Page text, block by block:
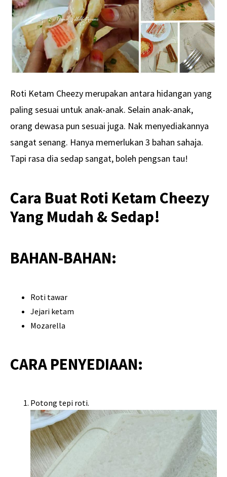
Roti Ketam Cheezy merupakan antara hidangan yang
paling sesuai untuk anak-anak. Selain anak-anak,
orang dewasa pun sesuai juga. Nak menyediakannya
sangat senang. Hanya memerlukan 3 bahan sahaja.
Tapi rasa dia sedap sangat, boleh pengsan tau!
Cara Buat Roti Ketam Cheezy
Yang Mudah & Sedap!
BAHAN-BAHAN:
Roti tawar
Jejari ketam
Mozarella
CARA PENYEDIAAN:
Potong tepi roti.